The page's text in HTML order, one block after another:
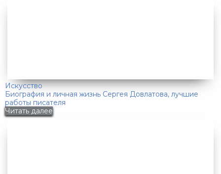
Искусство
Биография и личная жизнь Сергея Довлатова, лучшие
работы писателя
Читать далее